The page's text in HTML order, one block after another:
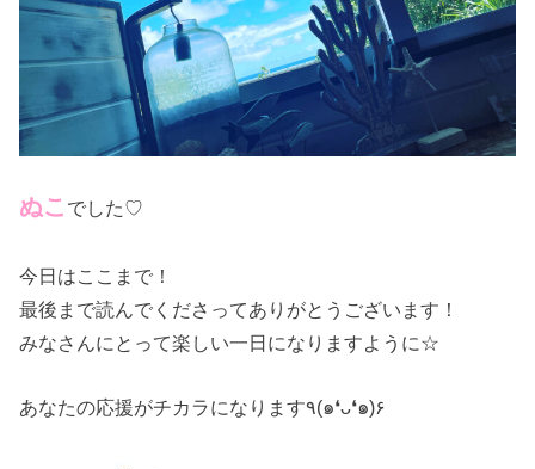
ぬこ でした♡
今日はここまで！
最後まで読んでくださってありがとうございます！
みなさんにとって楽しい一日になりますように☆
あなたの応援がチカラになります٩(๑❛ᴗ❛๑)۶